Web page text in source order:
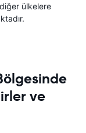
ülkelere
ve